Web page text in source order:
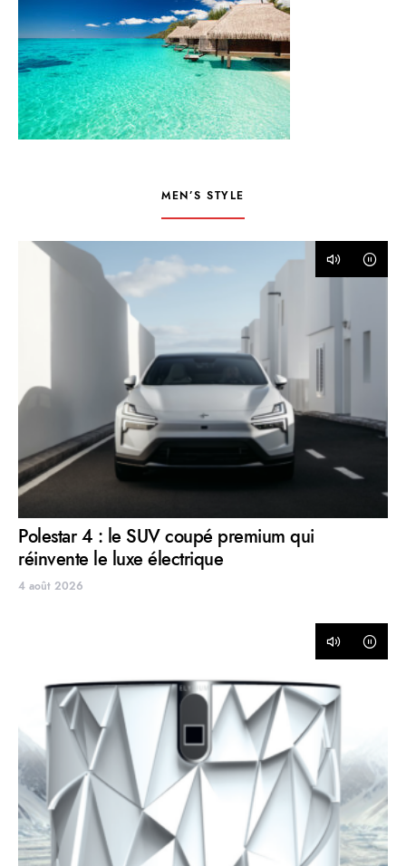
MEN’S STYLE
Polestar 4 : le SUV coupé premium qui
réinvente le luxe électrique
4 août 2026